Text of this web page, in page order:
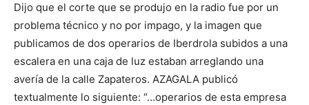
Dijo que el corte que se produjo en la radio fue por un
problema técnico y no por impago, y la imagen que
publicamos de dos operarios de Iberdrola subidos a una
escalera en una caja de luz estaban arreglando una
avería de la calle Zapateros. AZAGALA publicó
textualmente lo siguiente: “…operarios de esta empresa